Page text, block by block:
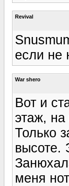
Revival
если не
War shero
Вот и
этаж,
Только
высоте.
меня